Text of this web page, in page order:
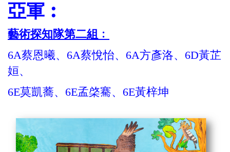
亞軍︰
藝術探知隊第二組﹕
6A蔡恩曦、6A蔡悅怡、6A方彥洛、6D黃芷
姮、
6E莫凱蕎、6E孟棨騫、6E黃梓坤